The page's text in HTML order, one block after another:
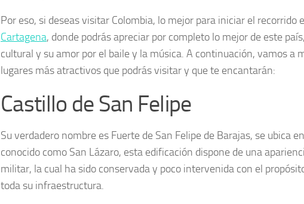
Por eso, si deseas visitar Colombia, lo mejor para iniciar el recorrido
Cartagena, donde podrás apreciar por completo lo mejor de este
cultural y su amor por el baile y la música. A continuación, vamos a
lugares más atractivos que podrás visitar y que te encantarán:
Castillo de San Felipe
Su verdadero nombre es Fuerte de San Felipe de Barajas, se ubica
conocido como San Lázaro, esta edificación dispone de una
militar, la cual ha sido conservada y poco intervenida con el
toda su infraestructura.